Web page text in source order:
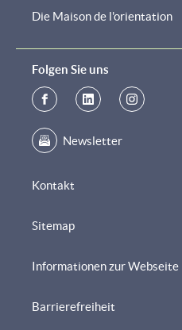
Die Maison de l'orientation
Folgen Sie uns
Newsletter
Kontakt
Sitemap
Informationen zur Webseite
Barrierefreiheit